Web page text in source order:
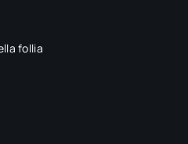
follia